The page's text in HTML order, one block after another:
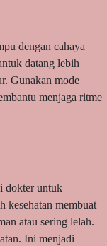
dengan cahaya
datang lebih
Gunakan mode
menjaga ritme
dokter untuk
kesehatan membuat
atau sering lelah.
Ini menjadi